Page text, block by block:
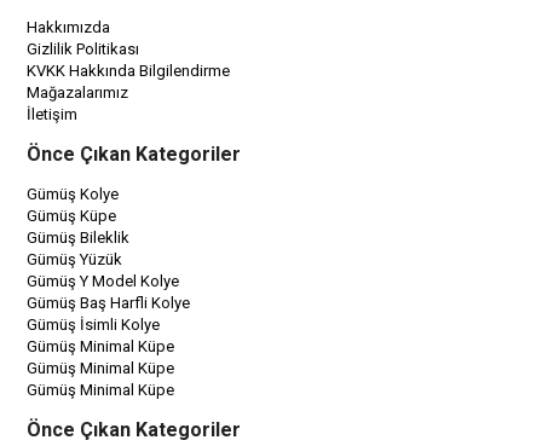
Hakkımızda
Gizlilik Politikası
KVKK Hakkında Bilgilendirme
Mağazalarımız
İletişim
Önce Çıkan Kategoriler
Gümüş Kolye
Gümüş Küpe
Gümüş Bileklik
Gümüş Yüzük
Gümüş Y Model Kolye
Gümüş Baş Harfli Kolye
Gümüş İsimli Kolye
Gümüş Minimal Küpe
Gümüş Minimal Küpe
Gümüş Minimal Küpe
Önce Çıkan Kategoriler